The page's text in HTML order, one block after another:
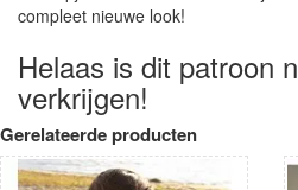
compleet nieuwe look!
Helaas is dit patroon
verkrijgen!
Gerelateerde producten